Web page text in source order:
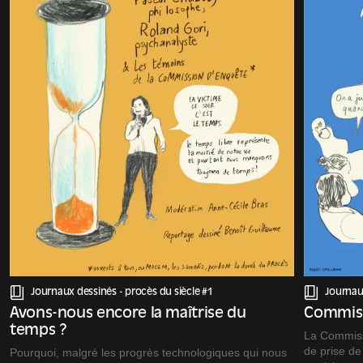
Journaux dessinés - procès du siècle #1
Avons-nous encore la maîtrise du
temps ?
Pourquoi, malgré les progrès technologiques qui nous
La
de prise